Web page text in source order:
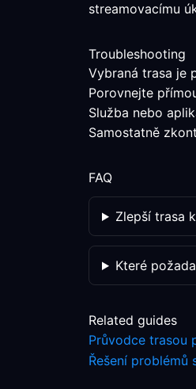
streamovacímu
Troubleshooting
Vybraná trasa je
Porovnejte
Služba nebo
Samostatně
FAQ
Zlepší trasa
Které
Related guides
Průvodce trasou
Řešení problémů